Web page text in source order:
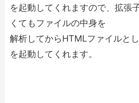
を起動してくれますので、拡張
くてもファイルの中身を
解析してからHTMLファイルと
を起動してくれます。